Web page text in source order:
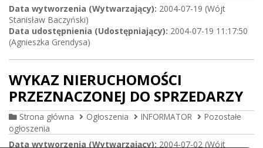
Data wytworzenia (Wytwarzający): 2004-07-19 (Wójt
Stanisław Baczyński)
Data udostępnienia (Udostępniający): 2004-07-19 11:17:50
(Agnieszka Grendysa)
WYKAZ NIERUCHOMOŚCI
PRZEZNACZONEJ DO SPRZEDARZY
Strona główna Ogłoszenia INFORMATOR
Pozostałe
ogłoszenia
Data wytworzenia (Wytwarzający): 2004-07-02 (Wójt